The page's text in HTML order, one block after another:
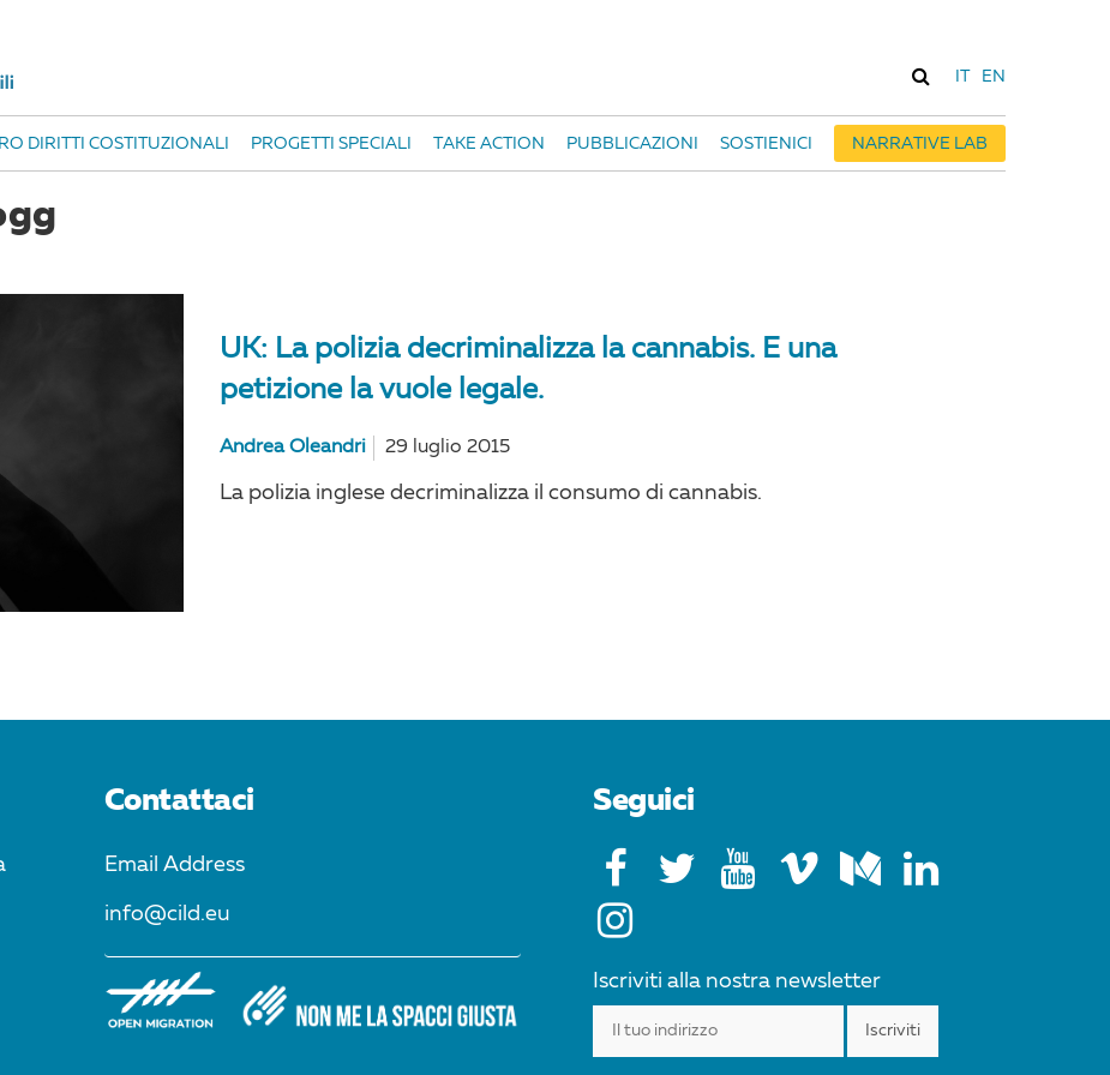
EN
DIRITTI COSTITUZIONALI PROGETTI SPECIALI TAKE ACTION PUBBLICAZIONI SOSTIENICI NARRATIVE LAB
UK: La polizia decriminalizza la cannabis. E una
petizione la vuole legale.
Andrea Oleandri 29 luglio 2015
La polizia inglese decriminalizza il consumo di cannabis.
Contattaci
Email Address
info@cild.eu
Seguici
Iscriviti alla nostra newsletter